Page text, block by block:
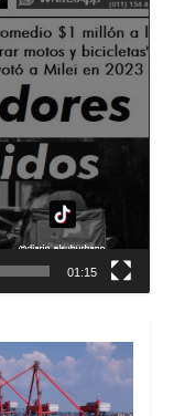
01:15